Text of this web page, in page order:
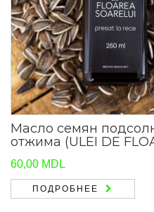
Масло семян
отжима (ULEI DE
60,00 MDL
ПОДРОБНЕЕ